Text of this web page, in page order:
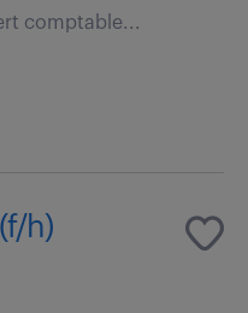
comptable...
h)